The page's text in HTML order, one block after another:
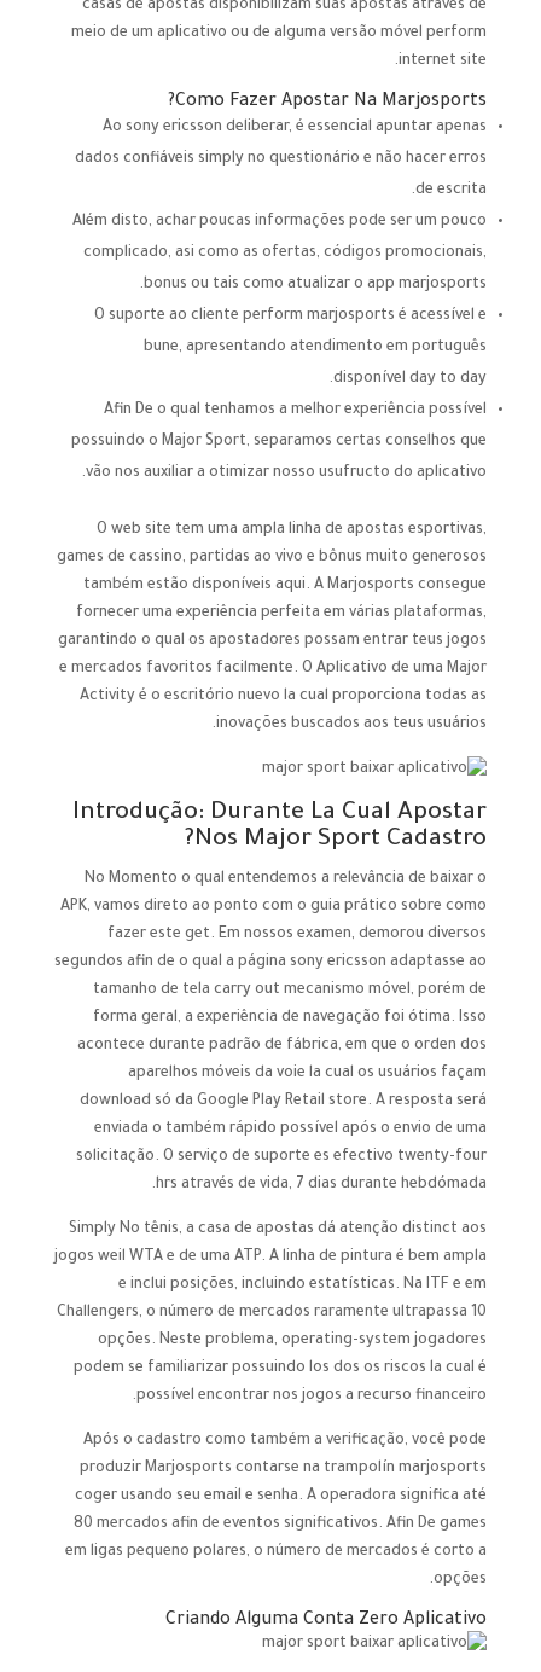
casas de apostas disponibilizam suas apostas através de
meio de um aplicativo ou de alguma versão móvel perform
internet site.
Como Fazer Apostar Na Marjosports?
Ao sony ericsson deliberar, é essencial apuntar apenas
dados confiáveis simply no questionário e não hacer erros
de escrita.
Além disto, achar poucas informações pode ser um pouco
complicado, asi como as ofertas, códigos promocionais,
bonus ou tais como atualizar o app marjosports.
O suporte ao cliente perform marjosports é acessível e
bune, apresentando atendimento em português
disponível day to day.
Afin De o qual tenhamos a melhor experiência possível
possuindo o Major Sport, separamos certas conselhos que
vão nos auxiliar a otimizar nosso usufructo do aplicativo.
O web site tem uma ampla linha de apostas esportivas,
games de cassino, partidas ao vivo e bônus muito generosos
também estão disponíveis aqui. A Marjosports consegue
fornecer uma experiência perfeita em várias plataformas,
garantindo o qual os apostadores possam entrar teus jogos
e mercados favoritos facilmente. O Aplicativo de uma Major
Activity é o escritório nuevo la cual proporciona todas as
inovações buscados aos teus usuários.
Introdução: Durante La Cual Apostar
Nos Major Sport Cadastro?
No Momento o qual entendemos a relevância de baixar o
APK, vamos direto ao ponto com o guia prático sobre como
fazer este get. Em nossos examen, demorou diversos
segundos afin de o qual a página sony ericsson adaptasse ao
tamanho de tela carry out mecanismo móvel, porém de
forma geral, a experiência de navegação foi ótima. Isso
acontece durante padrão de fábrica, em que o orden dos
aparelhos móveis da voie la cual os usuários façam
download só da Google Play Retail store. A resposta será
enviada o também rápido possível após o envio de uma
solicitação. O serviço de suporte es efectivo twenty-four
hrs através de vida, 7 dias durante hebdómada.
Simply No tênis, a casa de apostas dá atenção distinct aos
jogos weil WTA e de uma ATP. A linha de pintura é bem ampla
e inclui posições, incluindo estatísticas. Na ITF e em
Challengers, o número de mercados raramente ultrapassa 10
opções. Neste problema, operating-system jogadores
podem se familiarizar possuindo los dos os riscos la cual é
possível encontrar nos jogos a recurso financeiro.
Após o cadastro como também a verificação, você pode
produzir Marjosports contarse na trampolín marjosports
coger usando seu email e senha. A operadora significa até
80 mercados afin de eventos significativos. Afin De games
em ligas pequeno polares, o número de mercados é corto a
opções.
Criando Alguma Conta Zero Aplicativo